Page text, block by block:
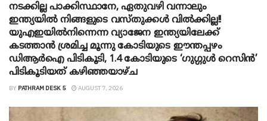
നടക്കില്ല പാക്കിസ്ഥാനേ, ഏതുവഴി വന്നാലും
ഇന്ത്യയിൽ നിങ്ങളുടെ വസ്തുക്കൾ വിൽക്കില്ല!!
യുഎഇയിൽനിന്നെന്ന വ്യാജേന ഇന്ത്യയിലേക്ക്
കടത്താൻ ശ്രമിച്ച മൂന്നു കോടിയുടെ ഈന്തപ്പഴം
ഡിആർഐ പിടികൂടി, 1.4 കോടിയുടെ ‘ഗുഗ്ഗുൾ റെസിൻ’
പിടികൂടിയത് കഴിഞ്ഞയാഴ്ച
BY PATHRAM DESK 5 AUGUST 7, 2026